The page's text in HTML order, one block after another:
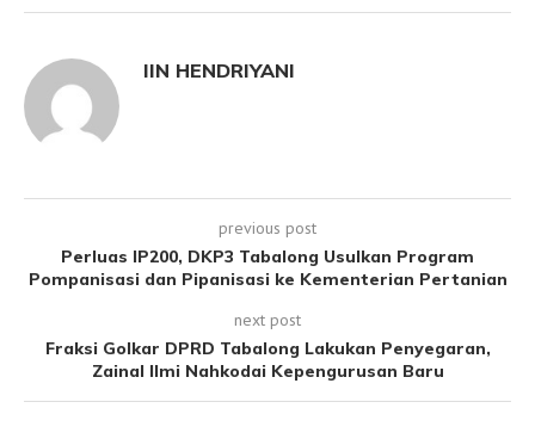
IIN HENDRIYANI
previous post
Perluas IP200, DKP3 Tabalong Usulkan Program
Pompanisasi dan Pipanisasi ke Kementerian Pertanian
next post
Fraksi Golkar DPRD Tabalong Lakukan Penyegaran,
Zainal Ilmi Nahkodai Kepengurusan Baru